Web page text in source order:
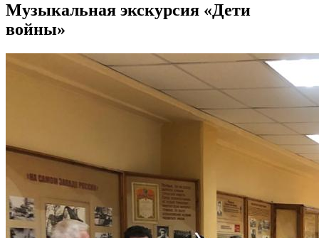
Музыкальная экскурсия «Дети
войны»